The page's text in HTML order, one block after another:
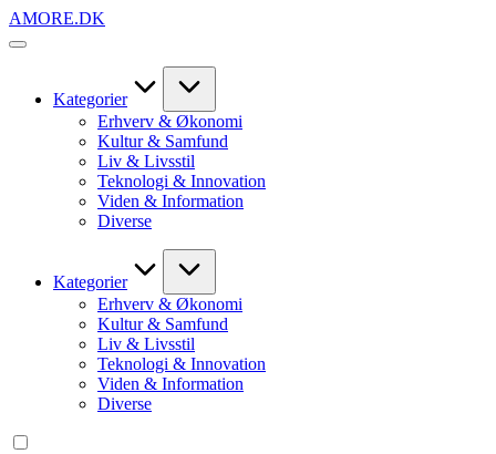
Skip
to
AMORE.DK
For
Kategorier
Erhverv & Økonomi
Kultur & Samfund
Liv & Livsstil
Teknologi & Innovation
Viden & Information
Diverse
Kategorier
Erhverv & Økonomi
Kultur & Samfund
Liv & Livsstil
Teknologi & Innovation
Viden & Information
Diverse